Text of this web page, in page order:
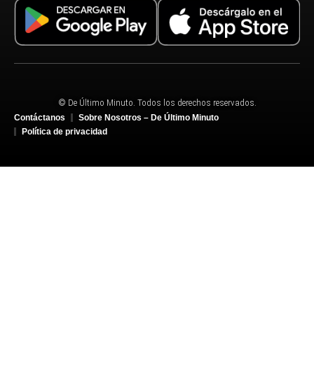
© De Último Minuto. Todos los derechos reservados.
Contáctanos
Sobre Nosotros – De Último Minuto
Política de privacidad